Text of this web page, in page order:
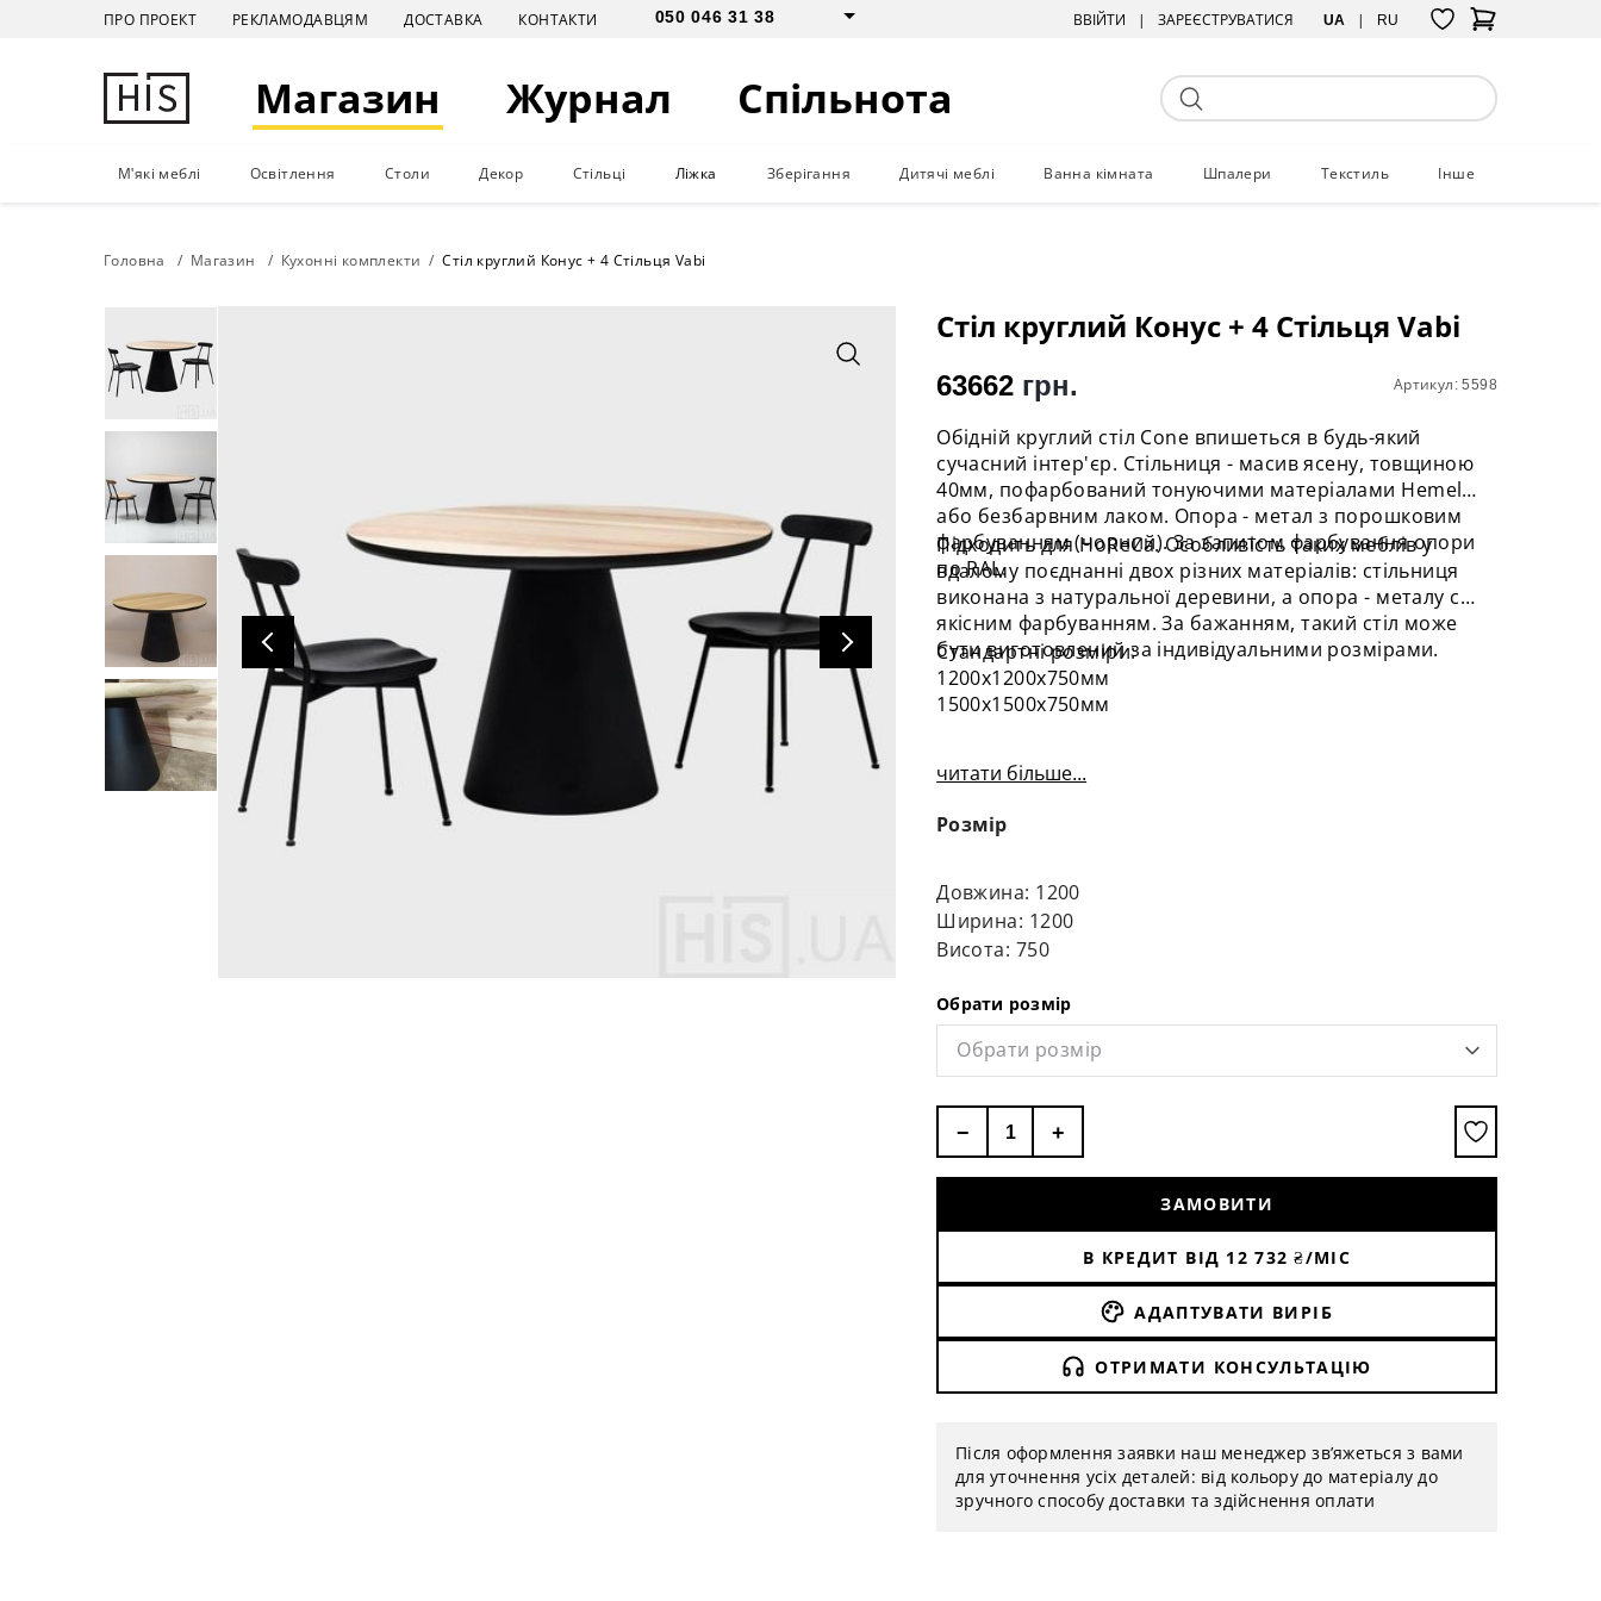
ПРО ПРОЕКТ РЕКЛАМОДАВЦЯМ ДОСТАВКА КОНТАКТИ 050 046 31 38 ВВІЙТИ ЗАРЕЄСТРУВАТИСЯ UA RU
Магазин Журнал Спільнота
М'які меблі Освітлення Столи Декор Стільці Ліжка Зберігання Дитячі меблі Ванна кімната Шпалери Текстиль Інше
Головна Магазин Кухонні комплекти Стіл круглий Конус + 4 Стільця Vabi
Стіл круглий Конус + 4 Стільця Vabi
Артикул: 5598
63662 грн.
Обідній круглий стіл Cone впишеться в будь-який
сучасний інтер'єр. Стільниця - масив ясену, товщиною
40мм, пофарбований тонуючими матеріалами Hemel
або безбарвним лаком. Опора - метал з порошковим
фарбуванням (чорний). За запитом фарбування опори
по RAL.
Підходить для HoReCa. Особливість таких меблів у
вдалому поєднанні двох різних матеріалів: стільниця
виконана з натуральної деревини, а опора - металу c
якісним фарбуванням. За бажанням, такий стіл може
бути виготовлений за індивідуальними розмірами.
Стандартні розміри:
1200х1200х750мм
1500х1500х750мм
читати більше...
Розмір
Довжина: 1200
Ширина: 1200
Висота: 750
Обрати розмір
Обрати розмір
− +
ЗАМОВИТИ
В КРЕДИТ ВІД 12 732 ₴/МІС
АДАПТУВАТИ ВИРІБ
ОТРИМАТИ КОНСУЛЬТАЦІЮ
Після оформлення заявки наш менеджер зв’яжеться з вами
для уточнення усіх деталей: від кольору до матеріалу до
зручного способу доставки та здійснення оплати